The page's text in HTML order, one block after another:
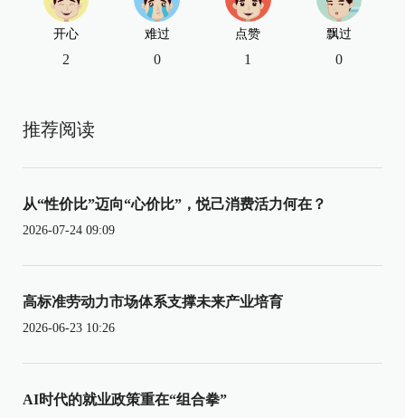
开心
2
难过
0
点赞
1
飘过
0
推荐阅读
从“性价比”迈向“心价比”，悦己消费活力何在？
2026-07-24 09:09
高标准劳动力市场体系支撑未来产业培育
2026-06-23 10:26
AI时代的就业政策重在“组合拳”